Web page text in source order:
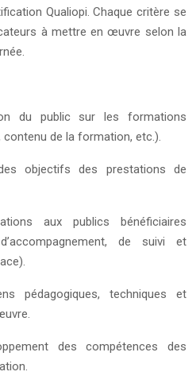
Qualiopi. Chaque critère se
à mettre en œuvre selon la
du public sur les formations
de la formation, etc.).
objectifs des prestations de
aux publics bénéficiaires
de suivi et
pédagogiques, techniques et
des compétences des